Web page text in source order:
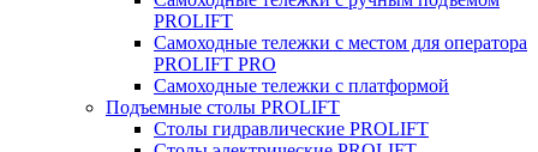
PROLIFT
Самоходные тележки с местом для оператора
PROLIFT PRO
Самоходные тележки с платформой
Подъемные столы PROLIFT
Столы гидравлические PROLIFT